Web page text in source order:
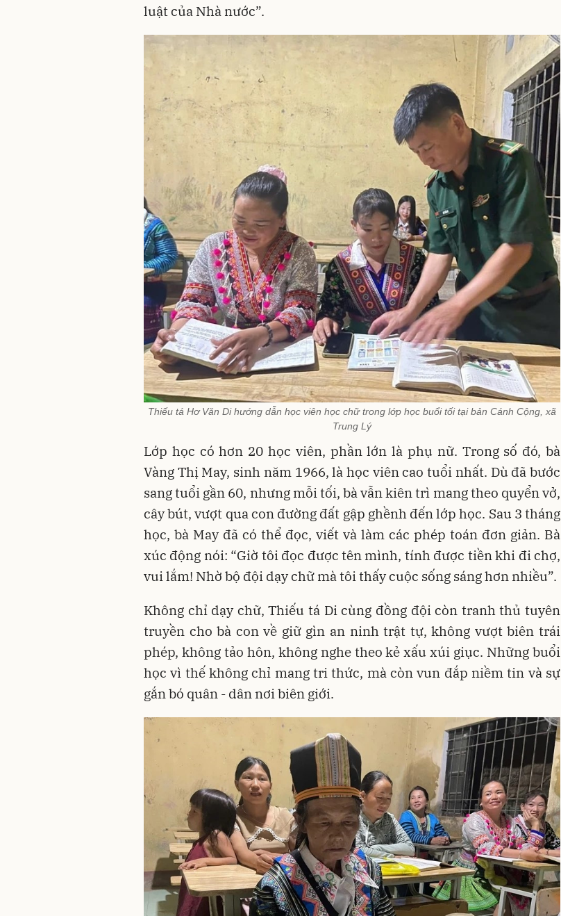
luật của Nhà nước”.
Thiếu tá Hơ Văn Di hướng dẫn học viên học chữ trong lớp học buổi tối tại bản Cánh Cộng, xã
Trung Lý
Lớp học có hơn 20 học viên, phần lớn là phụ nữ. Trong số đó, bà
Vàng Thị May, sinh năm 1966, là học viên cao tuổi nhất. Dù đã bước
sang tuổi gần 60, nhưng mỗi tối, bà vẫn kiên trì mang theo quyển vở,
cây bút, vượt qua con đường đất gập ghềnh đến lớp học. Sau 3 tháng
học, bà May đã có thể đọc, viết và làm các phép toán đơn giản. Bà
xúc động nói: “Giờ tôi đọc được tên mình, tính được tiền khi đi chợ,
vui lắm! Nhờ bộ đội dạy chữ mà tôi thấy cuộc sống sáng hơn nhiều”.
Không chỉ dạy chữ, Thiếu tá Di cùng đồng đội còn tranh thủ tuyên
truyền cho bà con về giữ gìn an ninh trật tự, không vượt biên trái
phép, không tảo hôn, không nghe theo kẻ xấu xúi giục. Những buổi
học vì thế không chỉ mang tri thức, mà còn vun đắp niềm tin và sự
gắn bó quân - dân nơi biên giới.